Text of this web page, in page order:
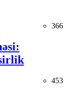
366
453